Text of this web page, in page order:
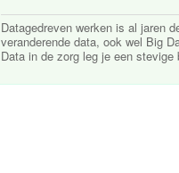
Datagedreven werken is al jaren
veranderende data, ook wel Big
Data in de zorg leg je een